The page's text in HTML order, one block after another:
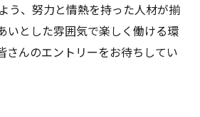
う、努力と情熱を持った人材が揃
いとした雰囲気で楽しく働ける環
さんのエントリーをお待ちしてい